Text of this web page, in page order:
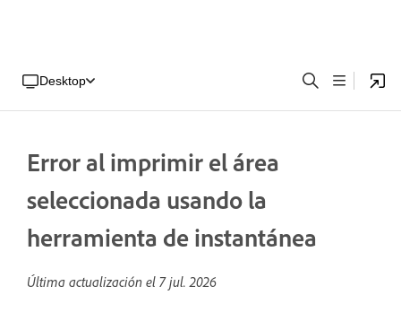
Desktop
Error al imprimir el área
seleccionada usando la
herramienta de instantánea
Última actualización el 7 jul. 2026